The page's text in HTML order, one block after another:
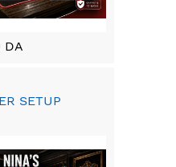
DA
SETUP